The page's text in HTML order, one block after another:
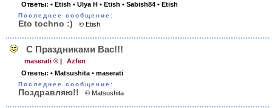
Ответы: • Etish • Ulya H • Etish • Sabish84 • Etish
Последнее сообщение:
Eto tochno :) © Etish
С Праздниками Вас!!!
maserati ® |
Azfen
Ответы: • Matsushita • maserati
Последнее сообщение:
Поздравляю!! © Matsushita